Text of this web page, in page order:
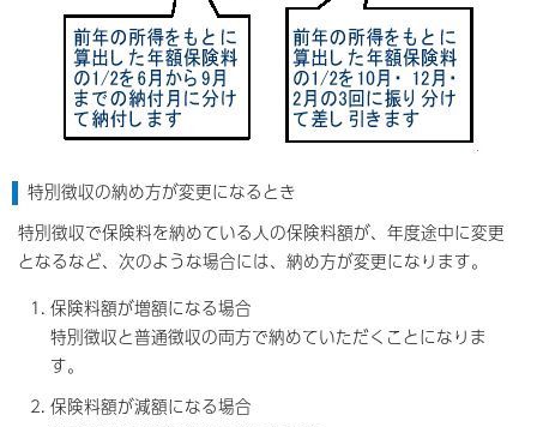
特別徴収の納め方が変更になるとき
特別徴収で保険料を納めている人の保険料額が、年度途中に変更
となるなど、次のような場合には、納め方が変更になります。
保険料額が増額になる場合
特別徴収と普通徴収の両方で納めていただくことになりま
す。
保険料額が減額になる場合